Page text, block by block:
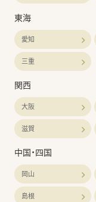
東海
愛知
三重
関西
大阪
滋賀
中国・四国
岡山
島根